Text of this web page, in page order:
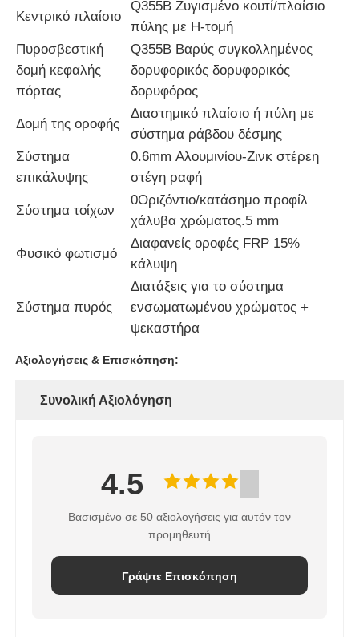
Κατασκευή κτιρίου δομής χάλυβα
Δομή από χάλυβα επικαλυμμένη με σκόνη
Κεντρικό πλαίσιο
Q355B Ζυγισμένο κουτί/πλαίσιο
πύλης με H-τομή
Πυροσβεστική
δομή κεφαλής
πόρτας
Q355B Βαρύς συγκολλημένος
δορυφορικός δορυφορικός
δορυφόρος
Δομή της οροφής
Διαστημικό πλαίσιο ή πύλη με
σύστημα ράβδου δέσμης
Σύστημα
επικάλυψης
0.6mm Αλουμινίου-Ζινκ στέρεη
στέγη ραφή
Σύστημα τοίχων
0Οριζόντιο/κατάσημο προφίλ
χάλυβα χρώματος.5 mm
Φυσικό φωτισμό
Διαφανείς οροφές FRP 15%
κάλυψη
Σύστημα πυρός
Διατάξεις για το σύστημα
ενσωματωμένου χρώματος +
ψεκαστήρα
Αξιολογήσεις & Επισκόπηση:
Συνολική Αξιολόγηση
4.5
Βασισμένο σε 50 αξιολογήσεις για αυτόν τον
προμηθευτή
Γράψτε Επισκόπηση